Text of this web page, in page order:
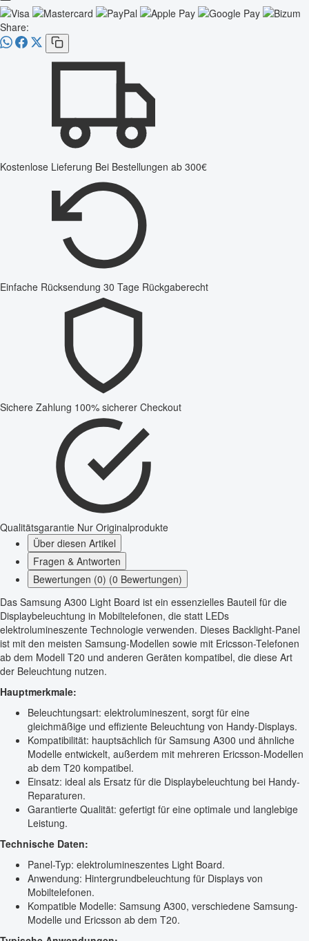
Share:
Kostenlose Lieferung Bei Bestellungen ab 300€
Einfache Rücksendung 30 Tage Rückgaberecht
Sichere Zahlung 100% sicherer Checkout
Qualitätsgarantie Nur Originalprodukte
Über diesen Artikel
Fragen & Antworten
Bewertungen (0) (0 Bewertungen)
Das Samsung A300 Light Board ist ein essenzielles Bauteil für die
Displaybeleuchtung in Mobiltelefonen, die statt LEDs
elektrolumineszente Technologie verwenden. Dieses Backlight-Panel
ist mit den meisten Samsung-Modellen sowie mit Ericsson-Telefonen
ab dem Modell T20 und anderen Geräten kompatibel, die diese Art
der Beleuchtung nutzen.
Hauptmerkmale:
Beleuchtungsart: elektrolumineszent, sorgt für eine
gleichmäßige und effiziente Beleuchtung von Handy-Displays.
Kompatibilität: hauptsächlich für Samsung A300 und ähnliche
Modelle entwickelt, außerdem mit mehreren Ericsson-Modellen
ab dem T20 kompatibel.
Einsatz: ideal als Ersatz für die Displaybeleuchtung bei Handy-
Reparaturen.
Garantierte Qualität: gefertigt für eine optimale und langlebige
Leistung.
Technische Daten:
Panel-Typ: elektrolumineszentes Light Board.
Anwendung: Hintergrundbeleuchtung für Displays von
Mobiltelefonen.
Kompatible Modelle: Samsung A300, verschiedene Samsung-
Modelle und Ericsson ab dem T20.